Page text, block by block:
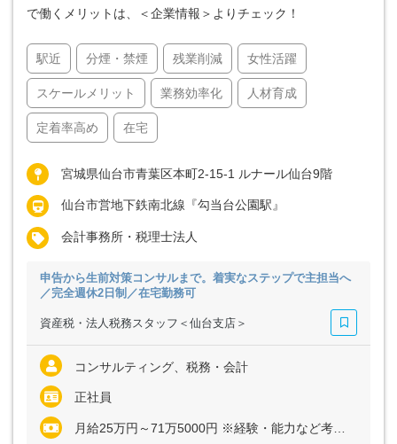
で働くメリットは、＜企業情報＞よりチェック！
駅近 分煙・禁煙 残業削減 女性活躍
スケールメリット 業務効率化 人材育成
定着率高め 在宅
宮城県仙台市青葉区本町2-15-1 ルナール仙台9階
仙台市営地下鉄南北線『勾当台公園駅』
会計事務所・税理士法人
申告から生前対策コンサルまで。着実なステップで主担当へ
／完全週休2日制／在宅勤務可
資産税・法人税務スタッフ＜仙台支店＞
コンサルティング、税務・会計
正社員
月給25万円～71万5000円 ※経験・能力など考慮の上、決定いたします ※残業代は全額支給